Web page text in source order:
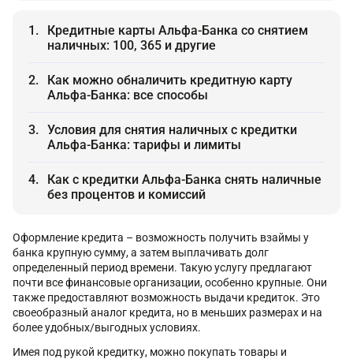
Кредитные карты Альфа-Банка со снятием
наличных: 100, 365 и другие
Как можно обналичить кредитную карту
Альфа-Банка: все способы
Условия для снятия наличных с кредитки
Альфа-Банка: тарифы и лимиты
Как с кредитки Альфа-Банка снять наличные
без процентов и комиссий
Оформление кредита – возможность получить взаймы у
банка крупную сумму, а затем выплачивать долг
определенный период времени. Такую услугу предлагают
почти все финансовые организации, особенно крупные. Они
также предоставляют возможность выдачи кредиток. Это
своеобразный аналог кредита, но в меньших размерах и на
более удобных/выгодных условиях.
Имея под рукой кредитку, можно покупать товары и